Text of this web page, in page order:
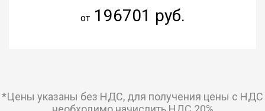
от196701 руб.
*Цены указаны без НДС, для получения цены с НДС